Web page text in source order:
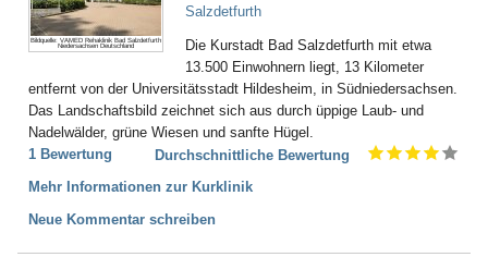
Bildquelle: VAMED Rehaklinik Bad Salzdetfurth
Niedersachsen Deutschland
Salzdetfurth
Die Kurstadt Bad Salzdetfurth mit etwa
13.500 Einwohnern liegt, 13 Kilometer
entfernt von der Universitätsstadt Hildesheim, in Südniedersachsen.
Das Landschaftsbild zeichnet sich aus durch üppige Laub- und
Nadelwälder, grüne Wiesen und sanfte Hügel.
1 Bewertung
Durchschnittliche Bewertung
Mehr Informationen zur Kurklinik
Neue Kommentar schreiben